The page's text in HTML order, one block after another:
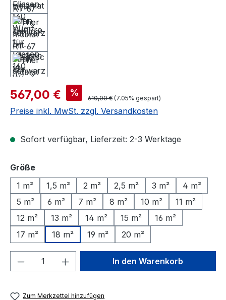
Verkaufspreis:
567,00 € % Regulärer Preis:
610,00 € (7.05% gespart)
Preise inkl. MwSt. zzgl. Versandkosten
Sofort verfügbar, Lieferzeit: 2-3 Werktage
Größeauswählen
1 m²
1,5 m² 2 m² 2,5 m² 3 m²
4 m²
5 m²
6 m² 7 m² 8 m² 10 m²
11 m²
12 m²
13 m² 14 m² 15 m²
16 m²
17 m²
18 m² 19 m² 20 m²
Produkt Anzahl: Gib denIn den Warenkorb
Zum Merkzettel hinzufügen